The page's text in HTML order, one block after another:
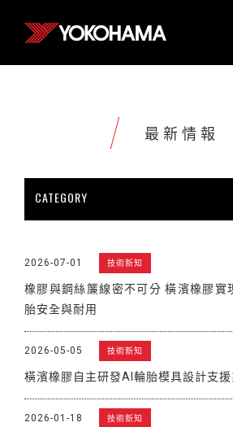
最新情報
CATEGORY
販促活動
賽車活動
2026-07-01 技術新知
橡膠與鋼絲簾線密不可分 橫濱橡膠實
胎安全與耐用
2026-05-05 技術新知
橫濱橡膠自主研發AI輪胎模具設計支援
2026-01-18 技術新知